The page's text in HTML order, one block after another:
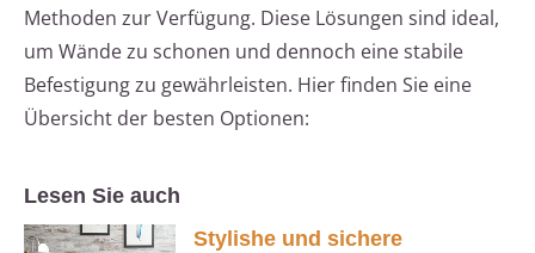
Methoden zur Verfügung. Diese Lösungen sind ideal,
um Wände zu schonen und dennoch eine stabile
Befestigung zu gewährleisten. Hier finden Sie eine
Übersicht der besten Optionen:
Lesen Sie auch
Stylishe und sichere